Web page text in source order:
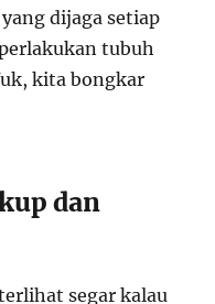
dijaga setiap
tubuh
kita bongkar
dan
segar kalau